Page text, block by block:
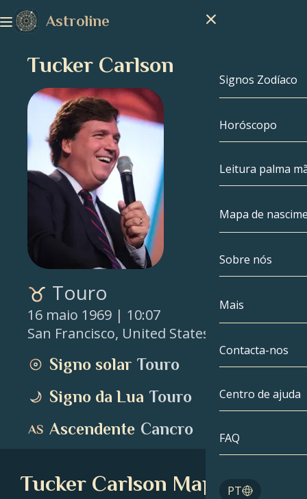
Astroline
Signos Zodíaco
Signos
Capricórnio
Peixes
Áries
Touro
Cancro
Leo
Virgem
Horóscopo
Leitura palma
Mapa de
Mapa de
Celebridades
Sobre nós
Mais
Tarot
Números de
Contacta-nos
Centro de ajuda
FAQ
PT
Tucker Carlson
Touro
16 maio 1969 | 10:07
San Francisco, United States
Signo solar Touro
Signo da Lua Touro
Ascendente Cancro
Tucker Carlson Mapa astral